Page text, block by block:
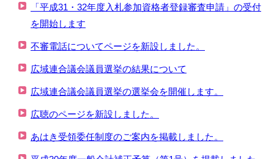
「平成31・32年度入札参加資格者登録審査申請」の受付
を開始します
不審電話についてページを新設しました。
広域連合議会議員選挙の結果について
広域連合議会議員選挙の選挙会を開催します。
広聴のページを新設しました。
あはき受領委任制度のご案内を掲載しました。